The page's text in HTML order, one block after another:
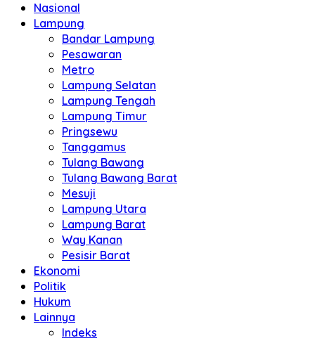
Nasional
Lampung
Bandar Lampung
Pesawaran
Metro
Lampung Selatan
Lampung Tengah
Lampung Timur
Pringsewu
Tanggamus
Tulang Bawang
Tulang Bawang Barat
Mesuji
Lampung Utara
Lampung Barat
Way Kanan
Pesisir Barat
Ekonomi
Politik
Hukum
Lainnya
Indeks